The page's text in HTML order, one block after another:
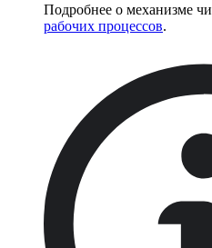
Подробнее о механизме
рабочих процессов.